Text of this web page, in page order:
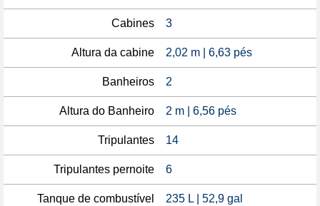
Cabines 3
Altura da cabine 2,02 m | 6,63 pés
Banheiros 2
Altura do Banheiro 2 m | 6,56 pés
Tripulantes 14
Tripulantes pernoite 6
Tanque de combustível 235 L | 52,9 gal